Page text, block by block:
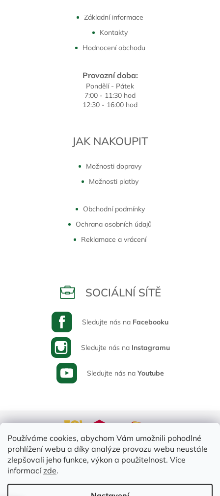
Používáme cookies, abychom Vám umožnili pohodlné
prohlížení webu a díky analýze provozu webu neustále
zlepšovali jeho funkce, výkon a použitelnost. Více
informacízde.
Základní informace
Kontakty
Hodnocení obchodu
Provozní doba:
Pondělí - Pátek
7:00 - 11:30 hod
12:30 - 16:00 hod
JAK NAKOUPIT
Možnosti dopravy
Možnosti platby
Obchodní podmínky
Ochrana osobních údajů
Reklamace a vrácení
SOCIÁLNÍ SÍTĚ
Sledujte nás na Facebooku
Sledujte nás na Instagramu
Sledujte nás na Youtube